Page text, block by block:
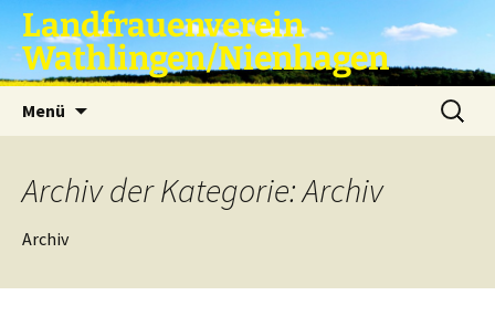
Zum
Inhalt
springen
Landfrauenverein
Wathlingen/Nienhagen
Menü
Suche
nach:
Archiv der Kategorie: Archiv
Archiv